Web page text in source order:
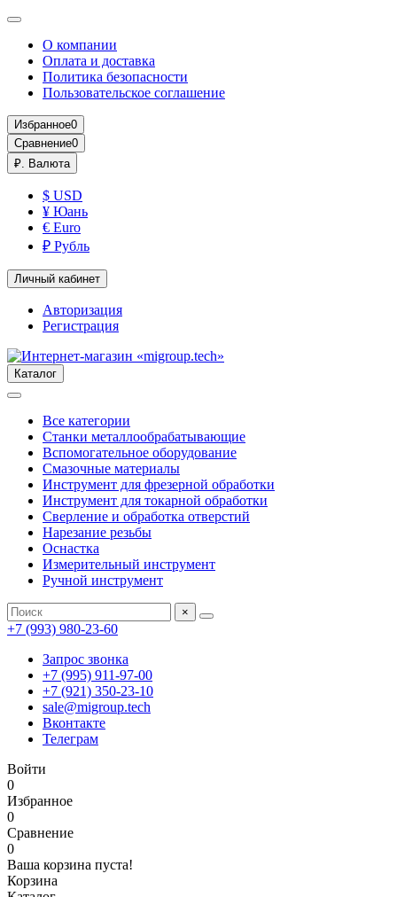
О компании
Оплата и доставка
Политика безопасности
Пользовательское соглашение
Избранное0
Сравнение0
₽. Валюта
$ USD
¥ Юань
€ Euro
₽ Рубль
Личный кабинет
Авторизация
Регистрация
Каталог
Все категории
Станки металлообрабатывающие
Вспомогательное оборудование
Смазочные материалы
Инструмент для фрезерной обработки
Инструмент для токарной обработки
Сверление и обработка отверстий
Нарезание резьбы
Оснастка
Измерительный инструмент
Ручной инструмент
×
+7 (993) 980-23-60
Запрос звонка
+7 (995) 911-97-00
+7 (921) 350-23-10
sale@migroup.tech
Вконтакте
Телеграм
Войти
0
Избранное
0
Сравнение
0
Ваша корзина пуста!
Корзина